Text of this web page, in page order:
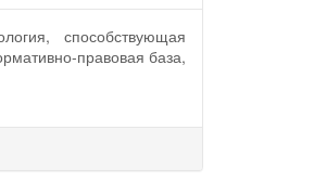
способствующая
правовая база,